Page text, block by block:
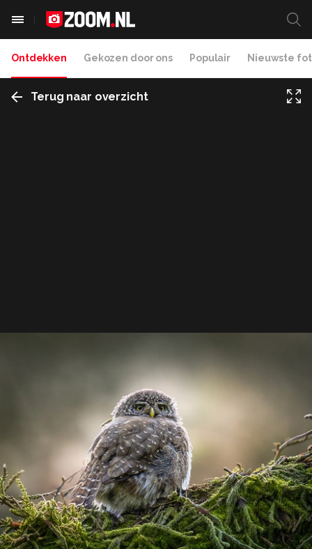
Ontdekken Gekozen door ons Populair Nieuwste
Terug naar overzicht